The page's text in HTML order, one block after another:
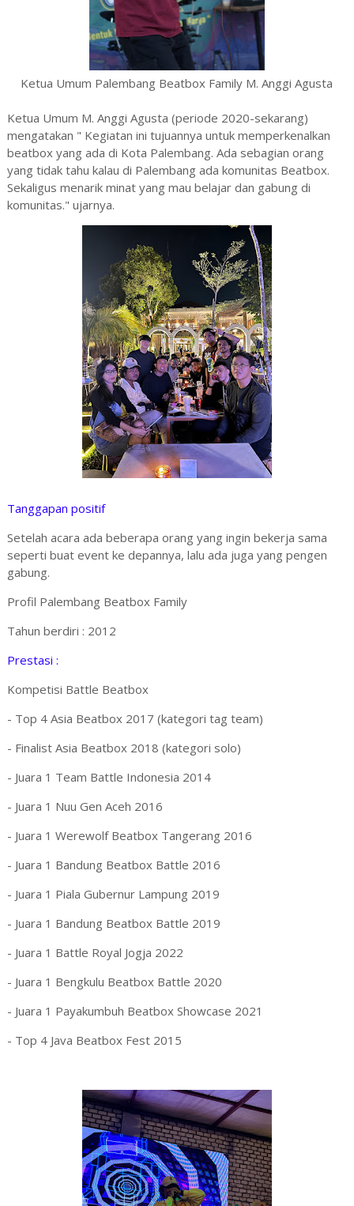
Ketua Umum Palembang Beatbox Family M. Anggi Agusta
Ketua Umum M. Anggi Agusta (periode 2020-sekarang)
mengatakan " Kegiatan ini tujuannya untuk memperkenalkan
beatbox yang ada di Kota Palembang. Ada sebagian orang
yang tidak tahu kalau di Palembang ada komunitas Beatbox.
Sekaligus menarik minat yang mau belajar dan gabung di
komunitas." ujarnya.
Tanggapan positif
Setelah acara ada beberapa orang yang ingin bekerja sama
seperti buat event ke depannya, lalu ada juga yang pengen
gabung.
Profil Palembang Beatbox Family
Tahun berdiri : 2012
Prestasi :
Kompetisi Battle Beatbox
- Top 4 Asia Beatbox 2017 (kategori tag team)
- Finalist Asia Beatbox 2018 (kategori solo)
- Juara 1 Team Battle Indonesia 2014
- Juara 1 Nuu Gen Aceh 2016
- Juara 1 Werewolf Beatbox Tangerang 2016
- Juara 1 Bandung Beatbox Battle 2016
- Juara 1 Piala Gubernur Lampung 2019
- Juara 1 Bandung Beatbox Battle 2019
- Juara 1 Battle Royal Jogja 2022
- Juara 1 Bengkulu Beatbox Battle 2020
- Juara 1 Payakumbuh Beatbox Showcase 2021
- Top 4 Java Beatbox Fest 2015